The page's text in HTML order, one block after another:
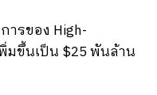
ารของ High-
พิ่มขึ้นเป็น $25 พันล้าน